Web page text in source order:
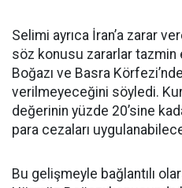
Selimi ayrıca İran’a zarar
söz konusu zararlar
Boğazı ve Basra
verilmeyeceğini söyledi.
değerinin yüzde 20’sine
para cezaları
Bu gelişmeyle bağlantılı